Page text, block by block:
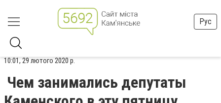
Рус
10:01, 29 лютого 2020 р.
Чем занимались депутаты